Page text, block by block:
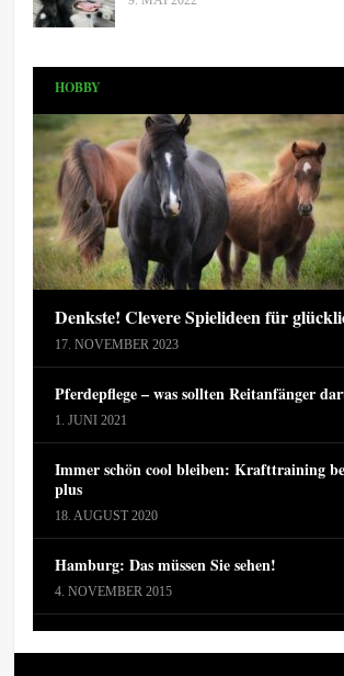
HOBBY
Denkste! Clevere Spielideen für
17. NOVEMBER 2023
Pferdepflege – was sollten Reitanfänger
1. JUNI 2021
Immer schön cool bleiben: Krafttraining
plus
18. AUGUST 2020
Hamburg: Das müssen Sie sehen!
4. NOVEMBER 2015